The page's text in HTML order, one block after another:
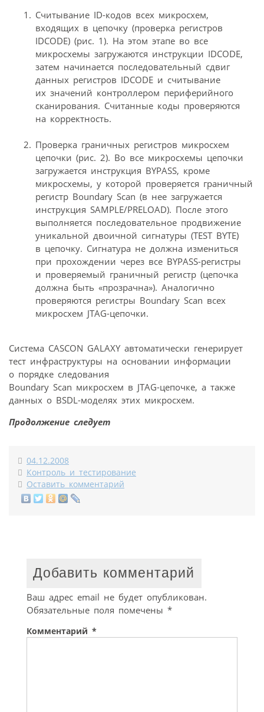
Считывание ID-кодов всех микросхем,
входящих в цепочку (проверка регистров
IDCODE) (рис. 1). На этом этапе во все
микросхемы загружаются инструкции IDCODE,
затем начинается последовательный сдвиг
данных регистров IDCODE и считывание
их значений контроллером периферийного
сканирования. Считанные коды проверяются
на корректность.
Проверка граничных регистров микросхем
цепочки (рис. 2). Во все микросхемы цепочки
загружается инструкция BYPASS, кроме
микросхемы, у которой проверяется граничный
регистр Boundary Scan (в нее загружается
инструкция SAMPLE/PRELOAD). После этого
выполняется последовательное продвижение
уникальной двоичной сигнатуры (TEST BYTE)
в цепочку. Сигнатура не должна измениться
при прохождении через все BYPASS-регистры
и проверяемый граничный регистр (цепочка
должна быть «прозрачна»). Аналогично
проверяются регистры Boundary Scan всех
микросхем JTAG-цепочки.
Система CASCON GALAXY автоматически генерирует
тест инфраструктуры на основании информации
о порядке следования
Boundary Scan микросхем в JTAG-цепочке, а также
данных о BSDL-моделях этих микросхем.
Продолжение следует
04.12.2008
Контроль и тестирование
Оставить комментарий
Добавить комментарий
Ваш адрес email не будет опубликован.
Обязательные поля помечены *
Комментарий *